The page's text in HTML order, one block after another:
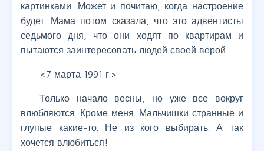
картинками. Может и почитаю, когда настроение
будет. Мама потом сказала, что это адвентисты
седьмого дня, что они ходят по квартирам и
пытаются заинтересовать людей своей верой.
<7 марта 1991 г.>
Только начало весны, но уже все вокруг
влюбляются. Кроме меня. Мальчишки странные и
глупые какие-то. Не из кого выбирать. А так
хочется влюбиться!